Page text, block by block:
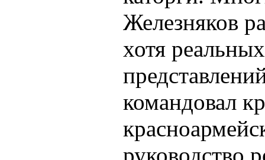
Железняков
хотя
командовал
руководство